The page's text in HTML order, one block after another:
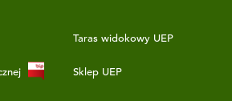
Taras widokowy UEP
Sklep UEP